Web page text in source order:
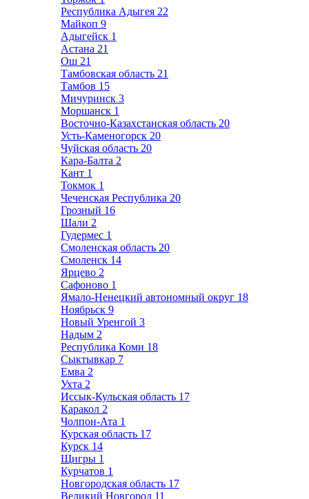
Республика Адыгея 22
Майкоп 9
Адыгейск 1
Астана 21
Ош 21
Тамбовская область 21
Тамбов 15
Мичуринск 3
Моршанск 1
Восточно-Казахстанская область 20
Усть-Каменогорск 20
Чуйская область 20
Кара-Балта 2
Кант 1
Токмок 1
Чеченская Республика 20
Грозный 16
Шали 2
Гудермес 1
Смоленская область 20
Смоленск 14
Ярцево 2
Сафоново 1
Ямало-Ненецкий автономный округ 18
Ноябрьск 9
Новый Уренгой 3
Надым 2
Республика Коми 18
Сыктывкар 7
Емва 2
Ухта 2
Иссык-Кульская область 17
Каракол 2
Чолпон-Ата 1
Курская область 17
Курск 14
Щигры 1
Курчатов 1
Новгородская область 17
Великий Новгород 11